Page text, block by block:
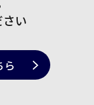
い
ら